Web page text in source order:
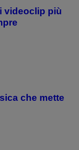
videoclip più
che mette